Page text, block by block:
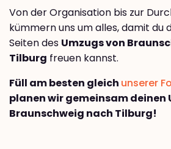
Von der Organisation bis zur
kümmern uns um alles, damit du
Seiten des Umzugs von
Tilburg freuen kannst.
Füll am besten gleich unserer
planen wir gemeinsam deinen
Braunschweig nach Tilburg!